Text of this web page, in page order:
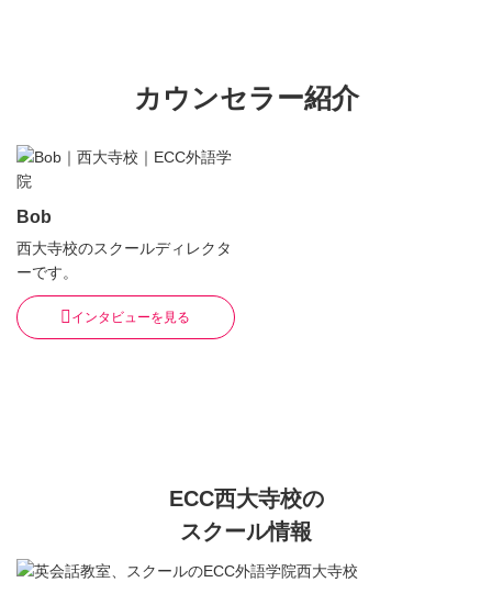
カウンセラー紹介
Bob
西大寺校のスクールディレクタ
ーです。
インタビューを見る
ECC西大寺校の
スクール情報